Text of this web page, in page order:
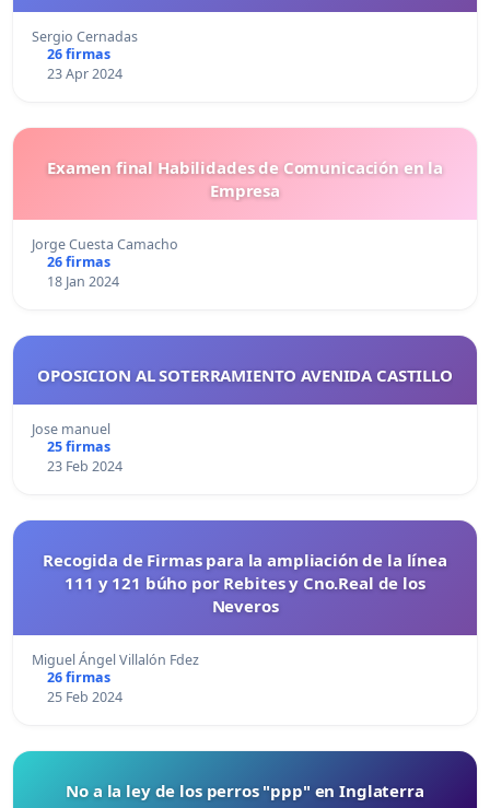
Sergio Cernadas
26 firmas
23 Apr 2024
Examen final Habilidades de Comunicación en la
Empresa
Jorge Cuesta Camacho
26 firmas
18 Jan 2024
OPOSICION AL SOTERRAMIENTO AVENIDA CASTILLO
Jose manuel
25 firmas
23 Feb 2024
Recogida de Firmas para la ampliación de la línea
111 y 121 búho por Rebites y Cno.Real de los
Neveros
Miguel Ángel Villalón Fdez
26 firmas
25 Feb 2024
No a la ley de los perros "ppp" en Inglaterra